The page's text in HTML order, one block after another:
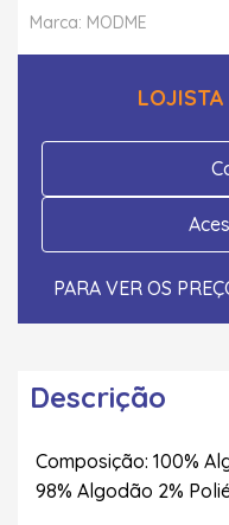
Marca: MODME
LOJISTA
PARA VER OS
Descrição
Composição: 100%
98% Algodão 2%